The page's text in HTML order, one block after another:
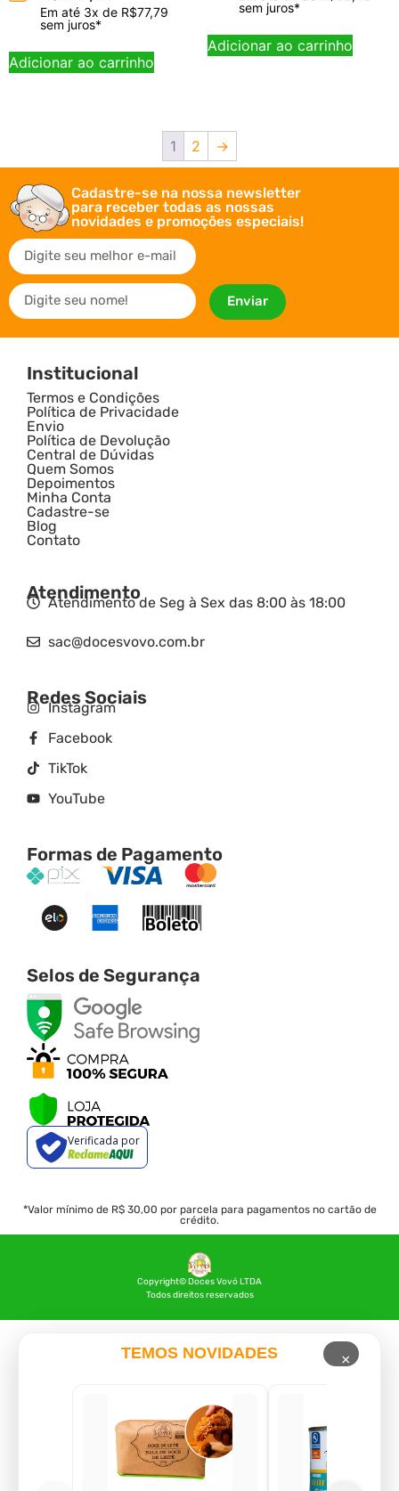
Em até 3x de R$77,79
sem juros*
Adicionar ao carrinho
sem juros*
Adicionar ao carrinho
1 2 →
Cadastre-se na nossa newsletter
para receber todas as nossas
novidades e promoções especiais!
Enviar
Institucional
Termos e Condições
Política de Privacidade
Envio
Política de Devolução
Central de Dúvidas
Quem Somos
Depoimentos
Minha Conta
Cadastre-se
Blog
Contato
Atendimento
Atendimento de Seg à Sex das 8:00 às 18:00
sac@docesvovo.com.br
Redes Sociais
Instagram
Facebook
TikTok
YouTube
Formas de Pagamento
Selos de Segurança
Verificada por
*Valor mínimo de R$ 30,00 por parcela para pagamentos no cartão de
crédito.
Copyright© Doces Vovó LTDA
Todos direitos reservados
TEMOS NOVIDADES ×